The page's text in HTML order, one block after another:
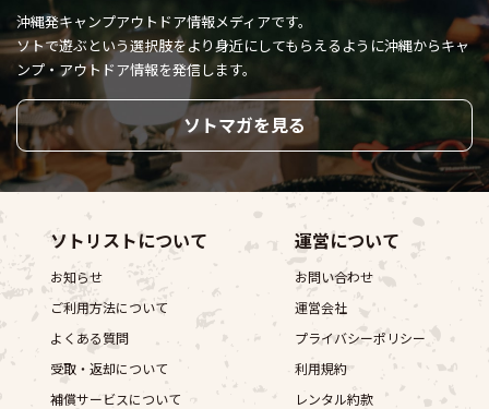
沖縄発キャンプアウトドア情報メディアです。
ソトで遊ぶという選択肢をより身近にしてもらえるように沖縄からキャ
ンプ・アウトドア情報を発信します。
ソトマガを見る
ソトリストについて
お知らせ
ご利用方法について
よくある質問
受取・返却について
補償サービスについて
運営について
お問い合わせ
運営会社
プライバシーポリシー
利用規約
レンタル約款